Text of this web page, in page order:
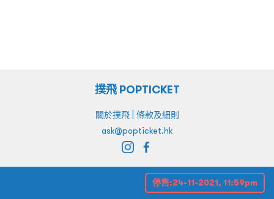
停售:24-11-2021, 11:59pm
撲飛 POPTICKET
關於撲飛| 條款及細則
ask@popticket.hk